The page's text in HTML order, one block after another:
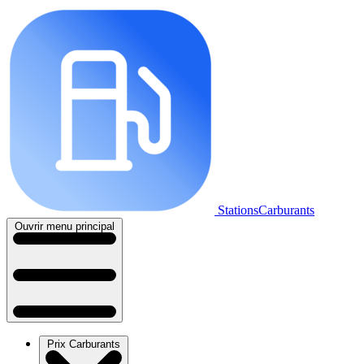
StationsCarburants
Ouvrir menu principal
Prix Carburants